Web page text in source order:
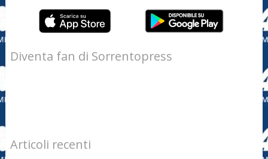
Diventa fan di Sorrentopress
Articoli recenti